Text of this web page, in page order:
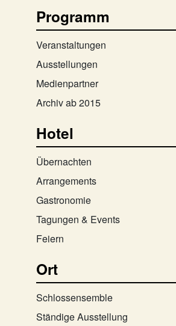
Programm
Veranstaltungen
Ausstellungen
Medienpartner
Archiv ab 2015
Hotel
Übernachten
Arrangements
Gastronomie
Tagungen & Events
Feiern
Ort
Schlossensemble
Ständige Ausstellung